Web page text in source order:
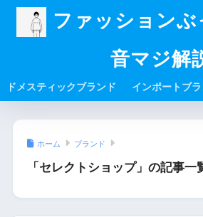
ファッション
音マジ解
ドメスティックブランド インポートブ
ホーム ブランド
「セレクトショップ」の記事一